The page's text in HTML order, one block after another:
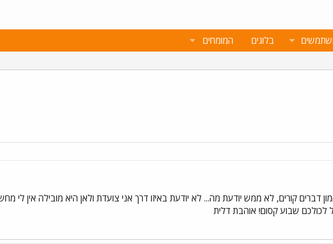
בלוגים המומחים
דברים קורים, לא ממש יודעת מה... לא יודעת באיזו דרך אני צועדת ולאן היא מובילה אין לי
לכולכם שבוע קסום! אוהבת דלית